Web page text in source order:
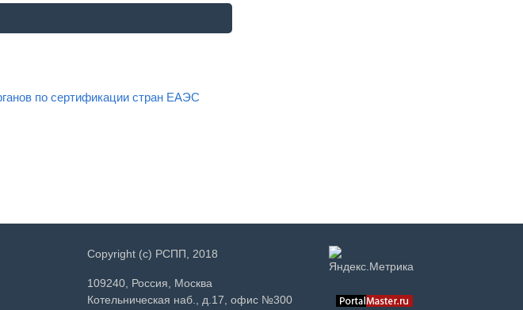
по сертификации стран ЕАЭС
Copyright (c) РСПП, 2018
109240, Россия, Москва
Котельническая наб., д.17, офис №300